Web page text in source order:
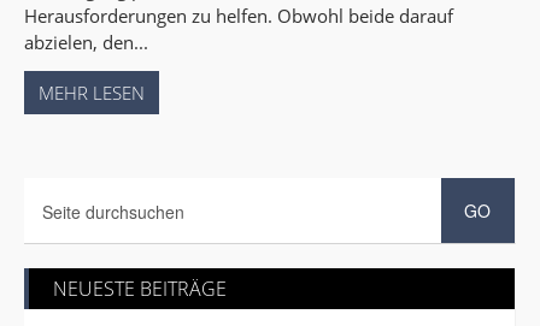
Herausforderungen zu helfen. Obwohl beide darauf
abzielen, den...
MEHR LESEN
NEUESTE BEITRÄGE